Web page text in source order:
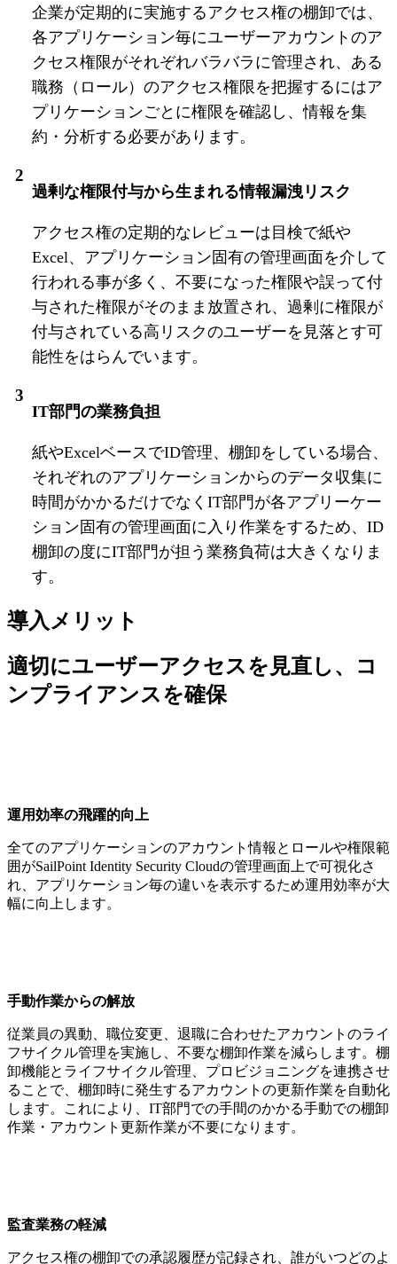
企業が定期的に実施するアクセス権の棚卸では、
各アプリケーション毎にユーザーアカウントのア
クセス権限がそれぞれバラバラに管理され、ある
職務（ロール）のアクセス権限を把握するにはア
プリケーションごとに権限を確認し、情報を集
約・分析する必要があります。
過剰な権限付与から生まれる情報漏洩リスク
アクセス権の定期的なレビューは目検で紙や
Excel、アプリケーション固有の管理画面を介して
行われる事が多く、不要になった権限や誤って付
与された権限がそのまま放置され、過剰に権限が
付与されている高リスクのユーザーを見落とす可
能性をはらんでいます。
IT部門の業務負担
紙やExcelベースでID管理、棚卸をしている場合、
それぞれのアプリケーションからのデータ収集に
時間がかかるだけでなくIT部門が各アプリーケー
ション固有の管理画面に入り作業をするため、ID
棚卸の度にIT部門が担う業務負荷は大きくなりま
す。
導入メリット
適切にユーザーアクセスを見直し、コ
ンプライアンスを確保
運用効率の飛躍的向上
全てのアプリケーションのアカウント情報とロールや権限範
囲がSailPoint Identity Security Cloudの管理画面上で可視化さ
れ、アプリケーション毎の違いを表示するため運用効率が大
幅に向上します。
手動作業からの解放
従業員の異動、職位変更、退職に合わせたアカウントのライ
フサイクル管理を実施し、不要な棚卸作業を減らします。棚
卸機能とライフサイクル管理、プロビジョニングを連携させ
ることで、棚卸時に発生するアカウントの更新作業を自動化
します。これにより、IT部門での手間のかかる手動での棚卸
作業・アカウント更新作業が不要になります。
監査業務の軽減
アクセス権の棚卸での承認履歴が記録され、誰がいつどのよ